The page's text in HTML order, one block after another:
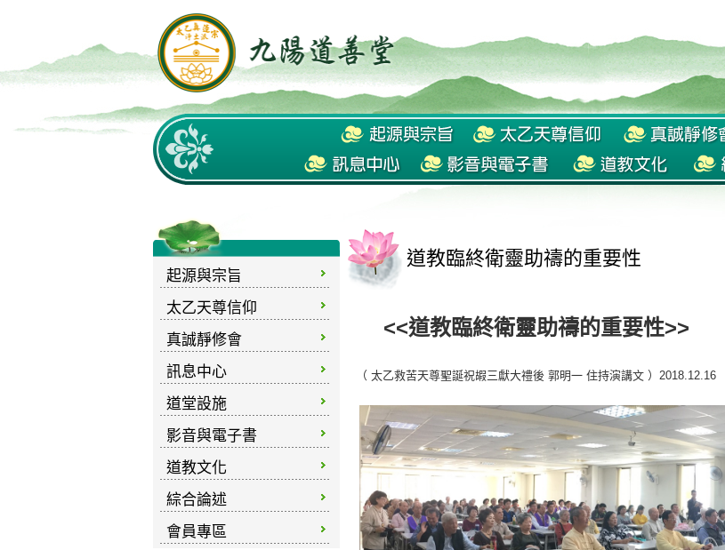
起源與宗旨
太乙天尊信仰
真誠靜修會
訊息中心
道堂設施
影音與電子書
道教文化
綜合論述
會員專區
道教臨終衛靈助禱的重要性
<<道教臨終衛靈助禱的重要性>>
（ 太乙救苦天尊聖誕祝嘏三獻大禮後 郭明一 住持演講文 ）2018.12.16